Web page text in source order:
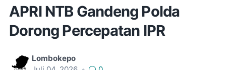
APRI NTB Gandeng Polda
Dorong Percepatan IPR
Lombokepo